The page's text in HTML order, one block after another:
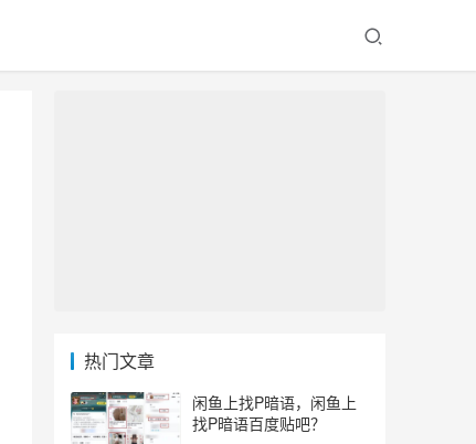
热门文章
闲鱼上找P暗语，闲鱼上
找P暗语百度贴吧？